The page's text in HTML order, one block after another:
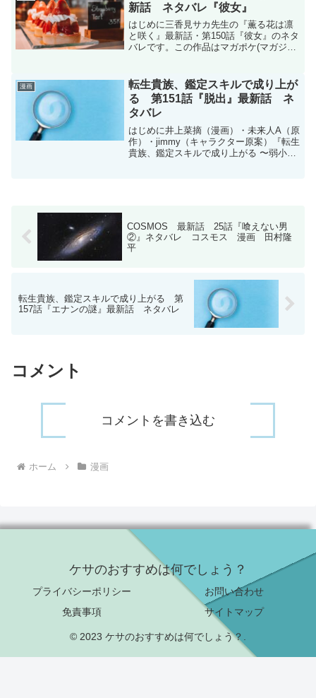
新話 ネタバレ『彼女』
はじめに三香見サカ先生の『薫る花は凛
と咲く』最新話・第150話『彼女』のネタ
バレです。この作品はマガポケ(マガジン
定です。現在、コミックスは16巻まで発
売中です。薫...
漫画
転生貴族、鑑定スキルで成り上が
る 第151話『脱出』最新話 ネ
タバレ
はじめに井上菜摘（漫画）・未来人A（原
作）・jimmy（キャラクター原案）『転生
貴族、鑑定スキルで成り上がる 〜弱小領
COSMOS 最新話 25話『喰えない男
②』ネタバレ コスモス 漫画 田村隆
平
転生貴族、鑑定スキルで成り上がる 第
157話『エナンの謎』最新話 ネタバレ
コメント
コメントを書き込む
ホーム 漫画
ケサのおすすめは何でしょう？
プライバシーポリシー
お問い合わせ
免責事項
サイトマップ
© 2023 ケサのおすすめは何でしょう？.